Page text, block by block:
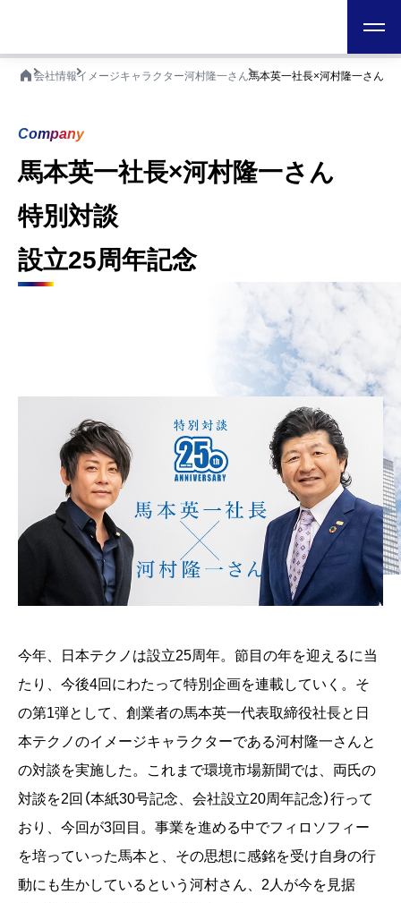
ホーム
会社情報イメージキャラクター河村隆一さん馬本英一社長×河村隆一さん
Company
馬本英一社長×河村隆一さん
特別対談
設立25周年記念
今年、日本テクノは設立25周年。節目の年を迎えるに当
たり、今後4回にわたって特別企画を連載していく。そ
の第1弾として、創業者の馬本英一代表取締役社長と日
本テクノのイメージキャラクターである河村隆一さんと
の対談を実施した。これまで環境市場新聞では、両氏の
対談を2回（本紙30号記念、会社設立20周年記念）行って
おり、今回が3回目。事業を進める中でフィロソフィー
を培っていった馬本と、その思想に感銘を受け自身の行
動にも生かしているという河村さん、2人が今を見据